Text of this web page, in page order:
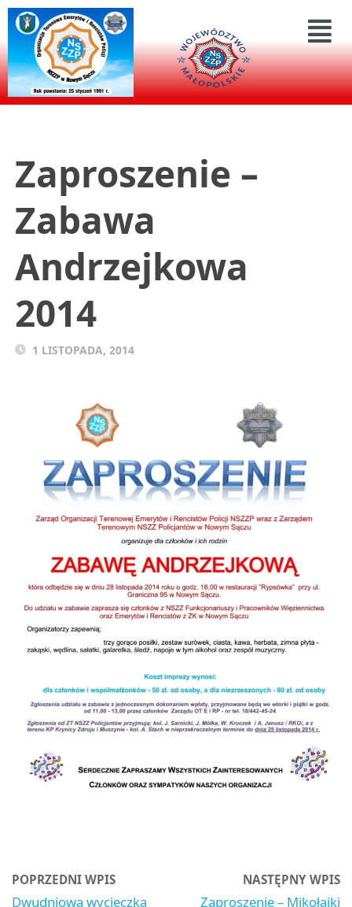
Zaproszenie –
Zabawa
Andrzejkowa
2014
1 LISTOPADA, 2014
POPRZEDNI WPIS
Dwudniowa wycieczka
NASTĘPNY WPIS
Zaproszenie – Mikołajki